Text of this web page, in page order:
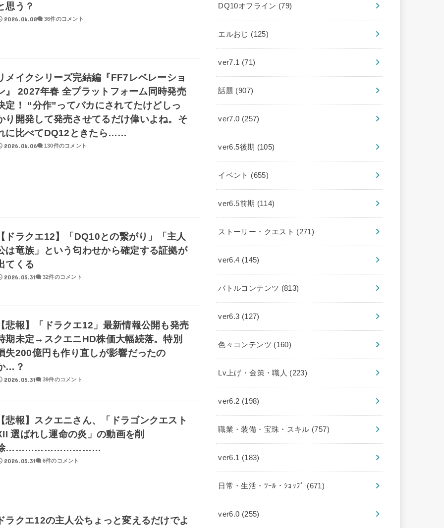
思う？
2026.06.08 36件のコメント
メイクシリーズ完結編『FF7レベレーショ
』 2027年春 全プラットフォーム同時発売
定！ “分作”ってバカにされてたけどしっ
り開発して発売させてるだけ偉いよね。そ
に比べてDQ12ときたら……
2026.06.06 130件のコメント
ドラクエ12】「DQ10との繋がり」「主人
は竜族」という匂わせから確定する証拠が
てくる
2026.05.31 32件のコメント
悲報】「ドラクエ12」最新情報公開も発売
期未定→スクエニHD株価大幅続落。特別
失200億円も作り直しが影響だったの
…？
2026.05.31 39件のコメント
悲報】スクエニさん、「ドラゴンクエスト
選ばれし運命の炎」の動画を削
…………………………
2026.05.31 6件のコメント
ラクエ12の主人公ちょっと変えるだけでよ
DQ10オフライン (79)
エルおじ (125)
ver7.1 (71)
話題 (907)
ver7.0 (257)
ver6.5後期 (105)
イベント (655)
ver6.5前期 (114)
ストーリー・クエスト (271)
ver6.4 (145)
バトルコンテンツ (813)
ver6.3 (127)
色々コンテンツ (160)
Lv上げ・金策・職人 (223)
ver6.2 (198)
職業・装備・宝珠・スキル (757)
ver6.1 (183)
日常・生活・ﾂｰﾙ・ｼｮｯﾌﾟ (671)
ver6.0 (255)